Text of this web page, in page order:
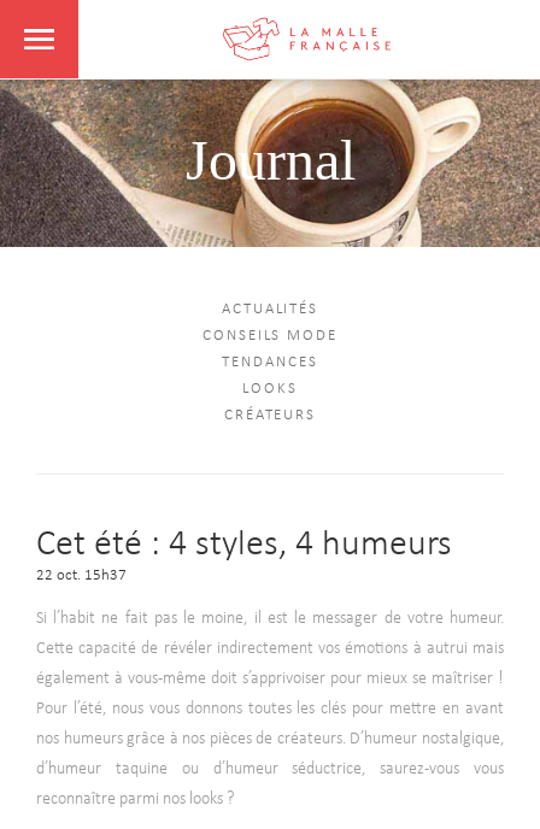
Journal
ACTUALITÉS
CONSEILS MODE
TENDANCES
LOOKS
CRÉATEURS
Cet été : 4 styles, 4 humeurs
22 oct. 15h37
Si l’habit ne fait pas le moine, il est le messager de votre humeur.
Cette capacité de révéler indirectement vos émotions à autrui mais
également à vous-même doit s’apprivoiser pour mieux se maîtriser !
Pour l’été, nous vous donnons toutes les clés pour mettre en avant
nos humeurs grâce à nos pièces de créateurs. D’humeur nostalgique,
d’humeur taquine ou d’humeur séductrice, saurez-vous vous
reconnaître parmi nos looks ?